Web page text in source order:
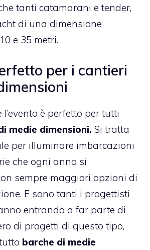
tanti catamarani e tender,
di una dimensione
e 35 metri.
per i cantieri
è perfetto per tutti
medie dimensioni. Si tratta
per illuminare imbarcazioni
che ogni anno si
sempre maggiori opzioni di
E sono tanti i progettisti
entrando a far parte di
di progetti di questo tipo,
barche di medie